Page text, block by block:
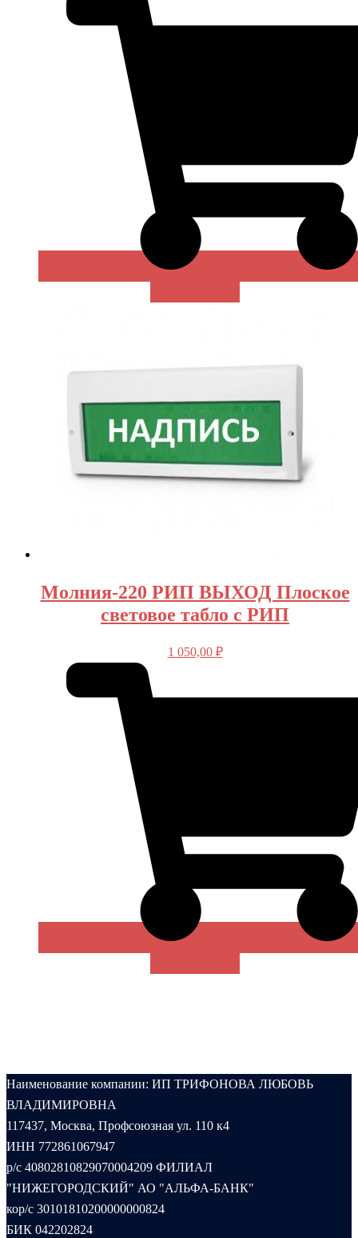
Молния-220 РИП ВЫХОД Плоское
световое табло с РИП
1 050,00 ₽
Наименование компании: ИП ТРИФОНОВА ЛЮБОВЬ
ВЛАДИМИРОВНА
117437, Москва, Профсоюзная ул. 110 к4
ИНН 772861067947
р/с 40802810829070004209 ФИЛИАЛ
"НИЖЕГОРОДСКИЙ" АО "АЛЬФА-БАНК"
кор/с 30101810200000000824
БИК 042202824